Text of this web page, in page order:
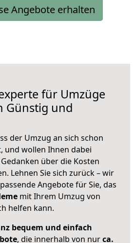
Angebote erhalten
für Umzüge
Günstig und
der Umzug an sich schon
und wollen Ihnen dabei
über die Kosten
Lehnen Sie sich zurück – wir
Angebote für Sie, das
mit Ihrem Umzug von
helfen kann.
bequem und einfach
, die innerhalb von nurca.